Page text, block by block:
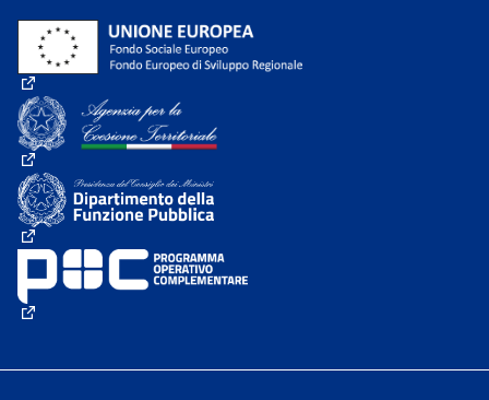
(Collegamento esterno)
(Collegamento esterno)
(Collegamento esterno)